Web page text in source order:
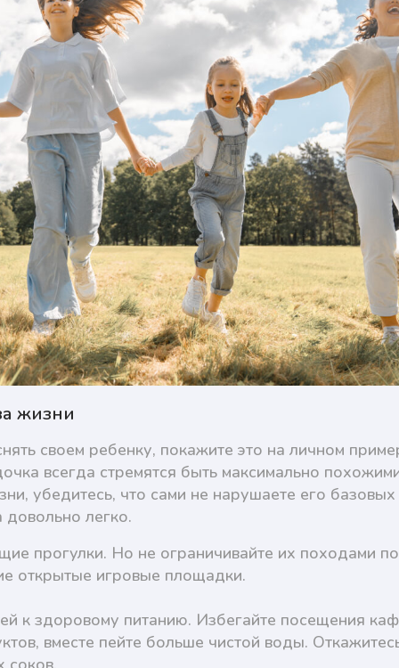
жизни
своем ребенку, покажите это на личном
всегда стремятся быть максимально
убедитесь, что сами не нарушаете его базовых
легко.
прогулки. Но не ограничивайте их походами
открытые игровые площадки.
к здоровому питанию. Избегайте посещения
вместе пейте больше чистой воды.